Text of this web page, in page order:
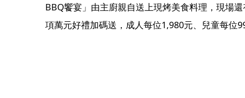
BBQ饗宴」由主廚親自送上現烤美食料理，現場
項萬元好禮加碼送，成人每位1,980元、兒童每位